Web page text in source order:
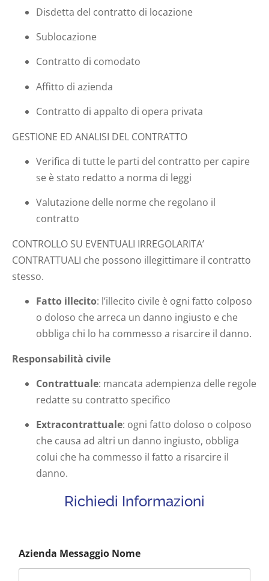
Disdetta del contratto di locazione
Sublocazione
Contratto di comodato
Affitto di azienda
Contratto di appalto di opera privata
GESTIONE ED ANALISI DEL CONTRATTO
Verifica di tutte le parti del contratto per capire
se è stato redatto a norma di leggi
Valutazione delle norme che regolano il
contratto
CONTROLLO SU EVENTUALI IRREGOLARITA’
CONTRATTUALI che possono illegittimare il contratto
stesso.
Fatto illecito: l’illecito civile è ogni fatto colposo
o doloso che arreca un danno ingiusto e che
obbliga chi lo ha commesso a risarcire il danno.
Responsabilità civile
Contrattuale: mancata adempienza delle regole
redatte su contratto specifico
Extracontrattuale: ogni fatto doloso o colposo
che causa ad altri un danno ingiusto, obbliga
colui che ha commesso il fatto a risarcire il
danno.
Richiedi Informazioni
Azienda Messaggio Nome